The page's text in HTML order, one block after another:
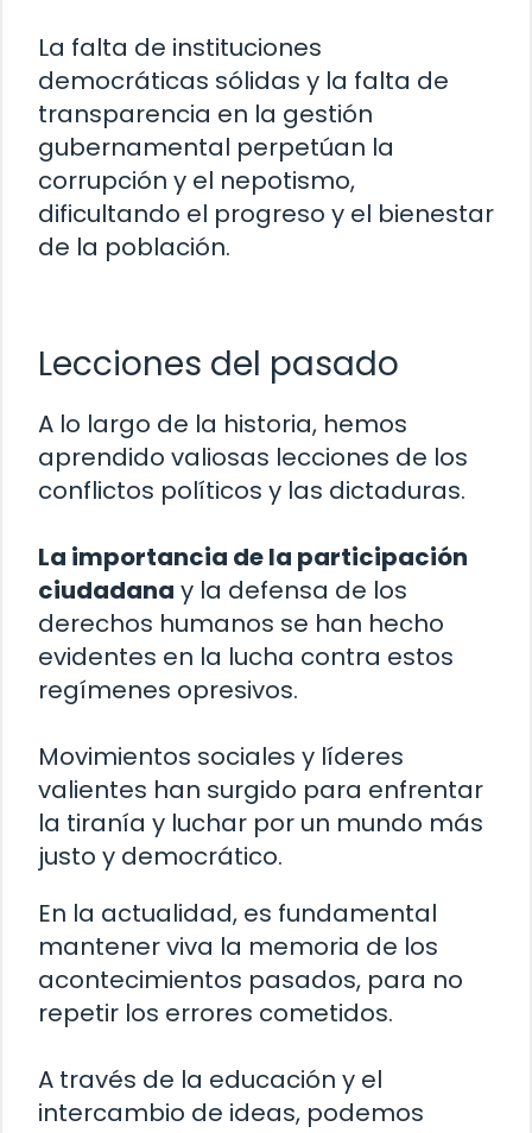
La falta de instituciones
democráticas sólidas y la falta de
transparencia en la gestión
gubernamental perpetúan la
corrupción y el nepotismo,
dificultando el progreso y el bienestar
de la población.
Lecciones del pasado
A lo largo de la historia, hemos
aprendido valiosas lecciones de los
conflictos políticos y las dictaduras.
La importancia de la participación
ciudadana y la defensa de los
derechos humanos se han hecho
evidentes en la lucha contra estos
regímenes opresivos.
Movimientos sociales y líderes
valientes han surgido para enfrentar
la tiranía y luchar por un mundo más
justo y democrático.
En la actualidad, es fundamental
mantener viva la memoria de los
acontecimientos pasados, para no
repetir los errores cometidos.
A través de la educación y el
intercambio de ideas, podemos